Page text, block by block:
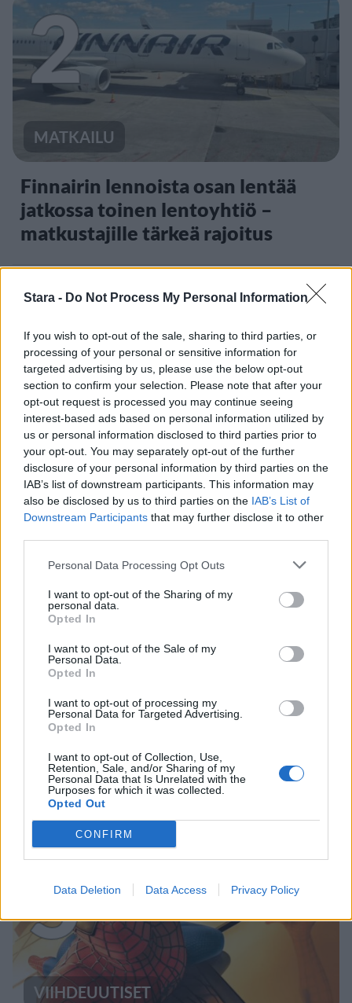
Stara - Do Not Process My Personal Information
If you wish to opt-out of the sale, sharing to third parties, or
processing of your personal or sensitive information for
targeted advertising by us, please use the below opt-out
section to confirm your selection. Please note that after your
opt-out request is processed you may continue seeing
interest-based ads based on personal information utilized by
us or personal information disclosed to third parties prior to
your opt-out. You may separately opt-out of the further
disclosure of your personal information by third parties on the
IAB’s list of downstream participants. This information may
also be disclosed by us to third parties on the IAB’s List of
Downstream Participants that may further disclose it to other
Personal Data Processing Opt Outs
I want to opt-out of the Sharing of my
personal data.
Opted In
I want to opt-out of the Sale of my
Personal Data.
Opted In
I want to opt-out of processing my
Personal Data for Targeted Advertising.
Opted In
I want to opt-out of Collection, Use,
Retention, Sale, and/or Sharing of my
Personal Data that Is Unrelated with the
Purposes for which it was collected.
Opted Out
CONFIRM
Data Deletion Data Access Privacy Policy
2
MATKAILU
Finnairin lennoista osan lentää
jatkossa toinen lentoyhtiö –
matkustajille tärkeä rajoitus
3
VIIHDEUUTISET
Sääennuste ulottuu nyt
marraskuulle – tältä näyttää
syksyn sää
4
UUTISET
Kela voi leikata tukia
ulkomaanmatkan vuoksi
5
VIIHDEUUTISET